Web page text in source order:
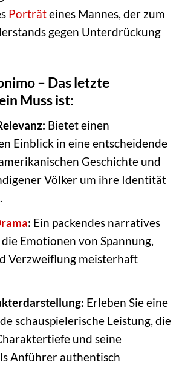
Porträteines Mannes, der zum
gegen Unterdrückung
– Das letzte
Muss ist:
Bietet einen
Einblick in eine entscheidende
Geschichte und
Völker um ihre Identität
: Ein packendes narratives
Emotionen von Spannung,
Verzweiflung meisterhaft
Erleben Sie eine
schauspielerische Leistung, die
und seine
Anführer authentisch